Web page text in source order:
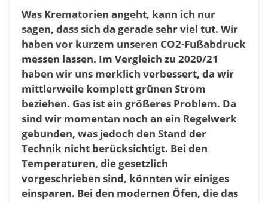
Was Krematorien angeht, kann ich nur
sagen, dass sich da gerade sehr viel tut. Wir
haben vor kurzem unseren CO2-Fußabdruck
messen lassen. Im Vergleich zu 2020/21
haben wir uns merklich verbessert, da wir
mittlerweile komplett grünen Strom
beziehen. Gas ist ein größeres Problem. Da
sind wir momentan noch an ein Regelwerk
gebunden, was jedoch den Stand der
Technik nicht berücksichtigt. Bei den
Temperaturen, die gesetzlich
vorgeschrieben sind, könnten wir einiges
einsparen. Bei den modernen Öfen, die das